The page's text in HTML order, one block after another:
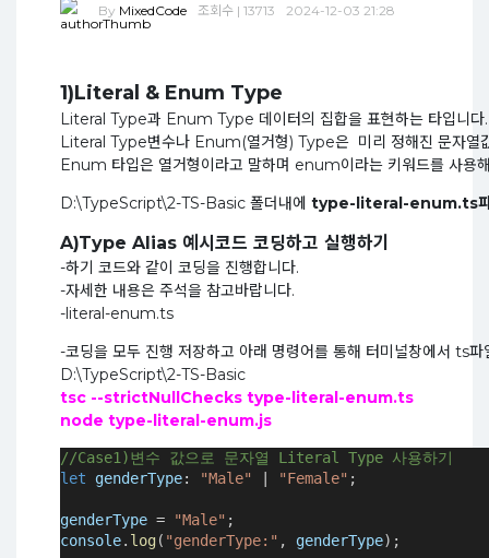
By MixedCode 조회수 | 13713 2024-12-03 21:28
1)Literal & Enum Type
Literal Type과 Enum Type 데이터의 집합을 표현하는 타입니다.
Literal Type변수나 Enum(열거형) Type은 미리 정해진 문자열값
Enum 타입은 열거형이라고 말하며 enum이라는 키워드를 사용
D:\TypeScript\2-TS-Basic 폴더내에 type-literal-enum.ts파
A)Type Alias 예시코드 코딩하고 실행하기
-하기 코드와 같이 코딩을 진행합니다.
-자세한 내용은 주석을 참고바랍니다.
-literal-enum.ts
-코딩을 모두 진행 저장하고 아래 명령어를 통해 터미널창에서 ts
D:\TypeScript\2-TS-Basic
tsc --strictNullChecks type-literal-enum.ts
node type-literal-enum.js
//Case1)변수 값으로 문자열 Literal Type 사용하기
let
genderType: "Male" "Female" ;
genderType = "Male" ;
console. log( "genderType:" , genderType);